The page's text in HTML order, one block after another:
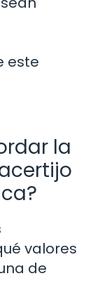
este
la
valores
de